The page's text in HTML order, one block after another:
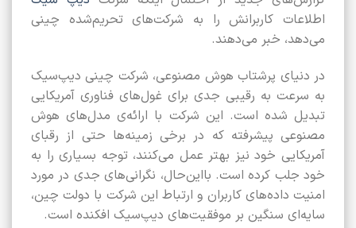
اطلاعات کاربرانش را به شرکت‌های تحریم‌شده چینی
می‌دهد، خبر می‌دهند.
در دنیای پرشتاب هوش مصنوعی، شرکت چینی دیپ‌سیک
به‌ سرعت به رقیبی جدی برای غول‌های فناوری آمریکایی
تبدیل شده است. این شرکت با ارائه‌ی مدل‌های هوش
مصنوعی پیشرفته که در برخی زمینه‌ها حتی از رقبای
آمریکایی خود نیز بهتر عمل می‌کنند، توجه بسیاری را به
خود جلب کرده است. بااین‌حال، نگرانی‌های جدی در مورد
امنیت داده‌های کاربران و ارتباط این شرکت با دولت چین،
سایه‌ای سنگین بر موفقیت‌های دیپ‌سیک افکنده است.